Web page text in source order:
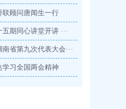
联顾问唐闻生一行
期同心讲堂开讲 ···
省第九次代表大会···
习全国两会精神